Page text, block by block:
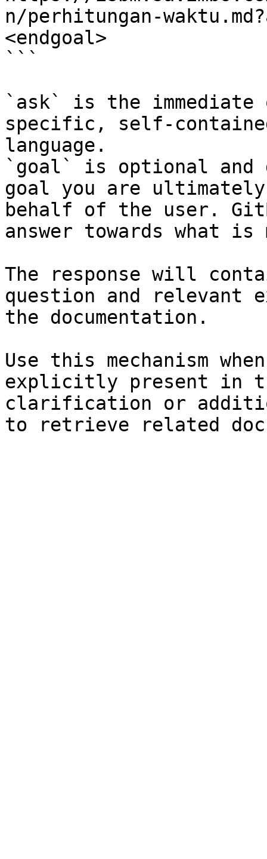
n/perhitungan-
<endgoal>
```
`ask` is the
specific, self-
language.
`goal` is optional and
goal you are
behalf of the user.
answer towards what
The response will
question and relevant
the documentation.
Use this mechanism
explicitly present in
clarification or